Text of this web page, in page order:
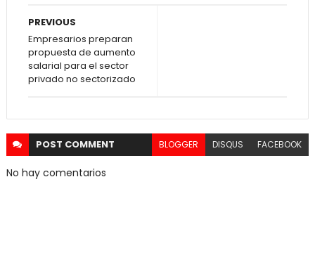
PREVIOUS
Empresarios preparan
propuesta de aumento
salarial para el sector
privado no sectorizado
POST COMMENT BLOGGER DISQUS FACEBOOK
No hay comentarios